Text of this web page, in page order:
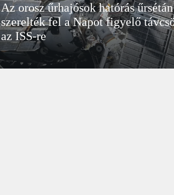
Az orosz űrhajósok hatórás űrsétán
szerelték fel a Napot figyelő
az ISS-re